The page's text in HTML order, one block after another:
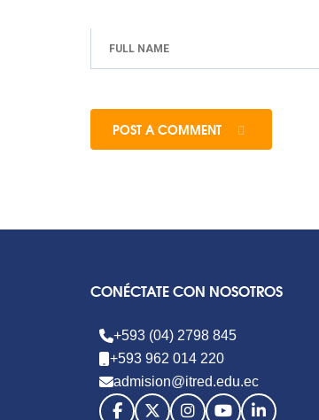
POST A COMMENT
CONÉCTATE CON NOSOTROS
+593 (04) 2798 845
+593 962 014 220
admision@itred.edu.ec